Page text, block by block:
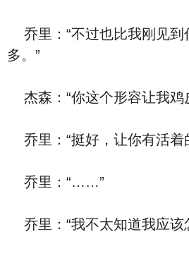
乔里：“不过也比我刚见到
多。”
杰森：“你这个形容让我鸡
乔里：“挺好，让你有活着
乔里：“……”
乔里：“我不太知道我应该